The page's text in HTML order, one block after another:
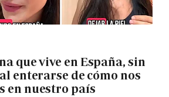
que vive en España, sin
enterarse de cómo nos
en nuestro país